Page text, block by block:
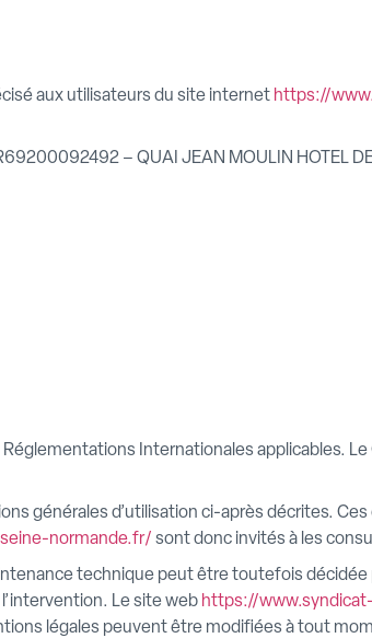
aux utilisateurs du site internet https://
– QUAI JEAN MOULIN HOTEL
Internationales applicables.
générales d’utilisation ci-après décrites.
normande.fr/ sont donc invités à les
technique peut être toutefois décidée
Le site web https://
légales peuvent être modifiées à tout